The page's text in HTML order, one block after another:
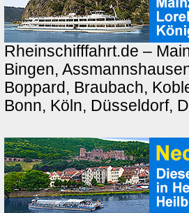
Rheinschifffahrt.de –
Bingen,
Boppard, Braubach,
Bonn, Köln, Düsseldorf,